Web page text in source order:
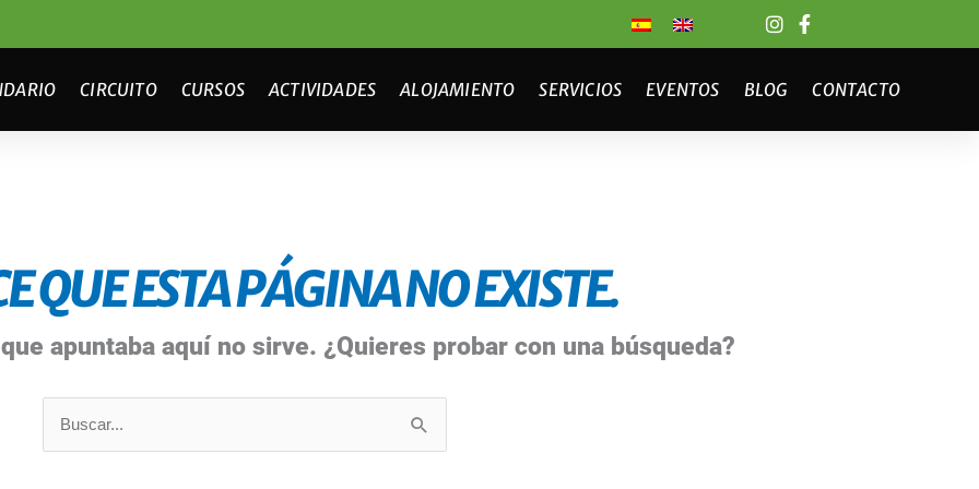
CIRCUITO CURSOS ACTIVIDADES ALOJAMIENTO SERVICIOS EVENTOS BLOG CONTACTO
QUE ESTA PÁGINA NO EXISTE.
apuntaba aquí no sirve. ¿Quieres probar con una búsqueda?
Buscar
por: